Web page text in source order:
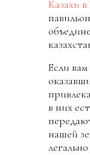
Казахи
Если
в них
нашей